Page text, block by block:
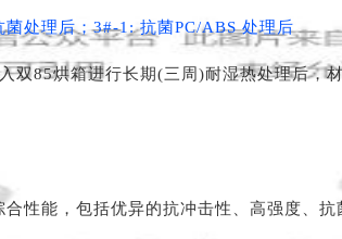
菌处理后；3#-1: 抗菌PC/ABS 处理后
双85烘箱进行长期(三周)耐湿热处理后
性能，包括优异的抗冲击性、高强度、抗